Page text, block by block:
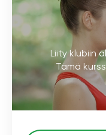
Liity klubiin
Tämä